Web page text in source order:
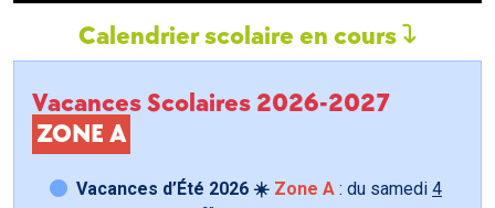
Calendrier scolaire en cours
Vacances Scolaires 2026-2027
ZONE A
Vacances d’Été 2026 ☀️ Zone A : du samedi 4